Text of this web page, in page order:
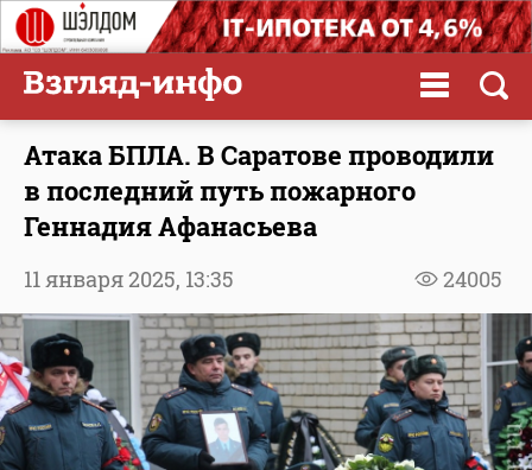
Атака БПЛА. В Саратове проводили
в последний путь пожарного
Геннадия Афанасьева
24005
11 января 2025, 13:35